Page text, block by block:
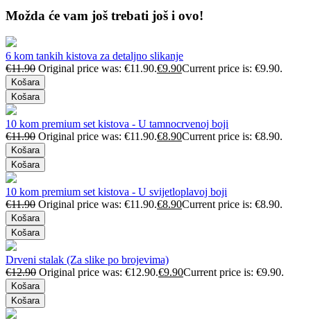
Možda će vam još trebati još i ovo!
6 kom tankih kistova za detaljno slikanje
€11.90 Original price was: €11.90.€9.90Current price is: €9.90.
Košara
Košara
10 kom premium set kistova - U tamnocrvenoj boji
€11.90 Original price was: €11.90.€8.90Current price is: €8.90.
Košara
Košara
10 kom premium set kistova - U svijetloplavoj boji
€11.90 Original price was: €11.90.€8.90Current price is: €8.90.
Košara
Košara
Drveni stalak (Za slike po brojevima)
€12.90 Original price was: €12.90.€9.90Current price is: €9.90.
Košara
Košara